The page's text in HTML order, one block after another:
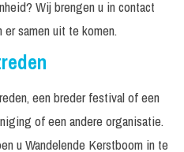
Wij brengen u in contact
samen uit te komen.
een breder festival of een
of een andere organisatie.
u Wandelende Kerstboom in te